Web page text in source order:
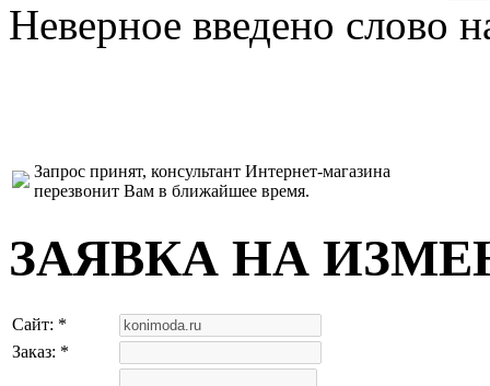
Неверное введено слово
Запрос принят, консультант Интернет-магазина
перезвонит Вам в ближайшее время.
ЗАЯВКА НА
Сайт: *
Заказ: *